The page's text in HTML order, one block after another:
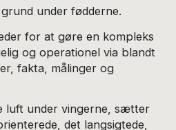
under fødderne.
for at gøre en kompleks
og operationel via blandt
fakta, målinger og
luft under vingerne, sætter
det langsigtede,